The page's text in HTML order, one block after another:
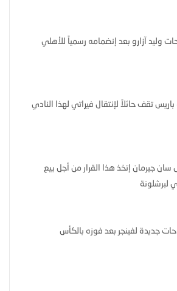
وليد آزارو بعد إنضمامه رسمياً للأهلي
باريس تقف حائلاً لإنتقال فيراتي لهذا النادي
سان جيرمان إتخذ هذا القرار من أجل بيع
لبرشلونة
جديدة لفينجر بعد فوزه بالكأس